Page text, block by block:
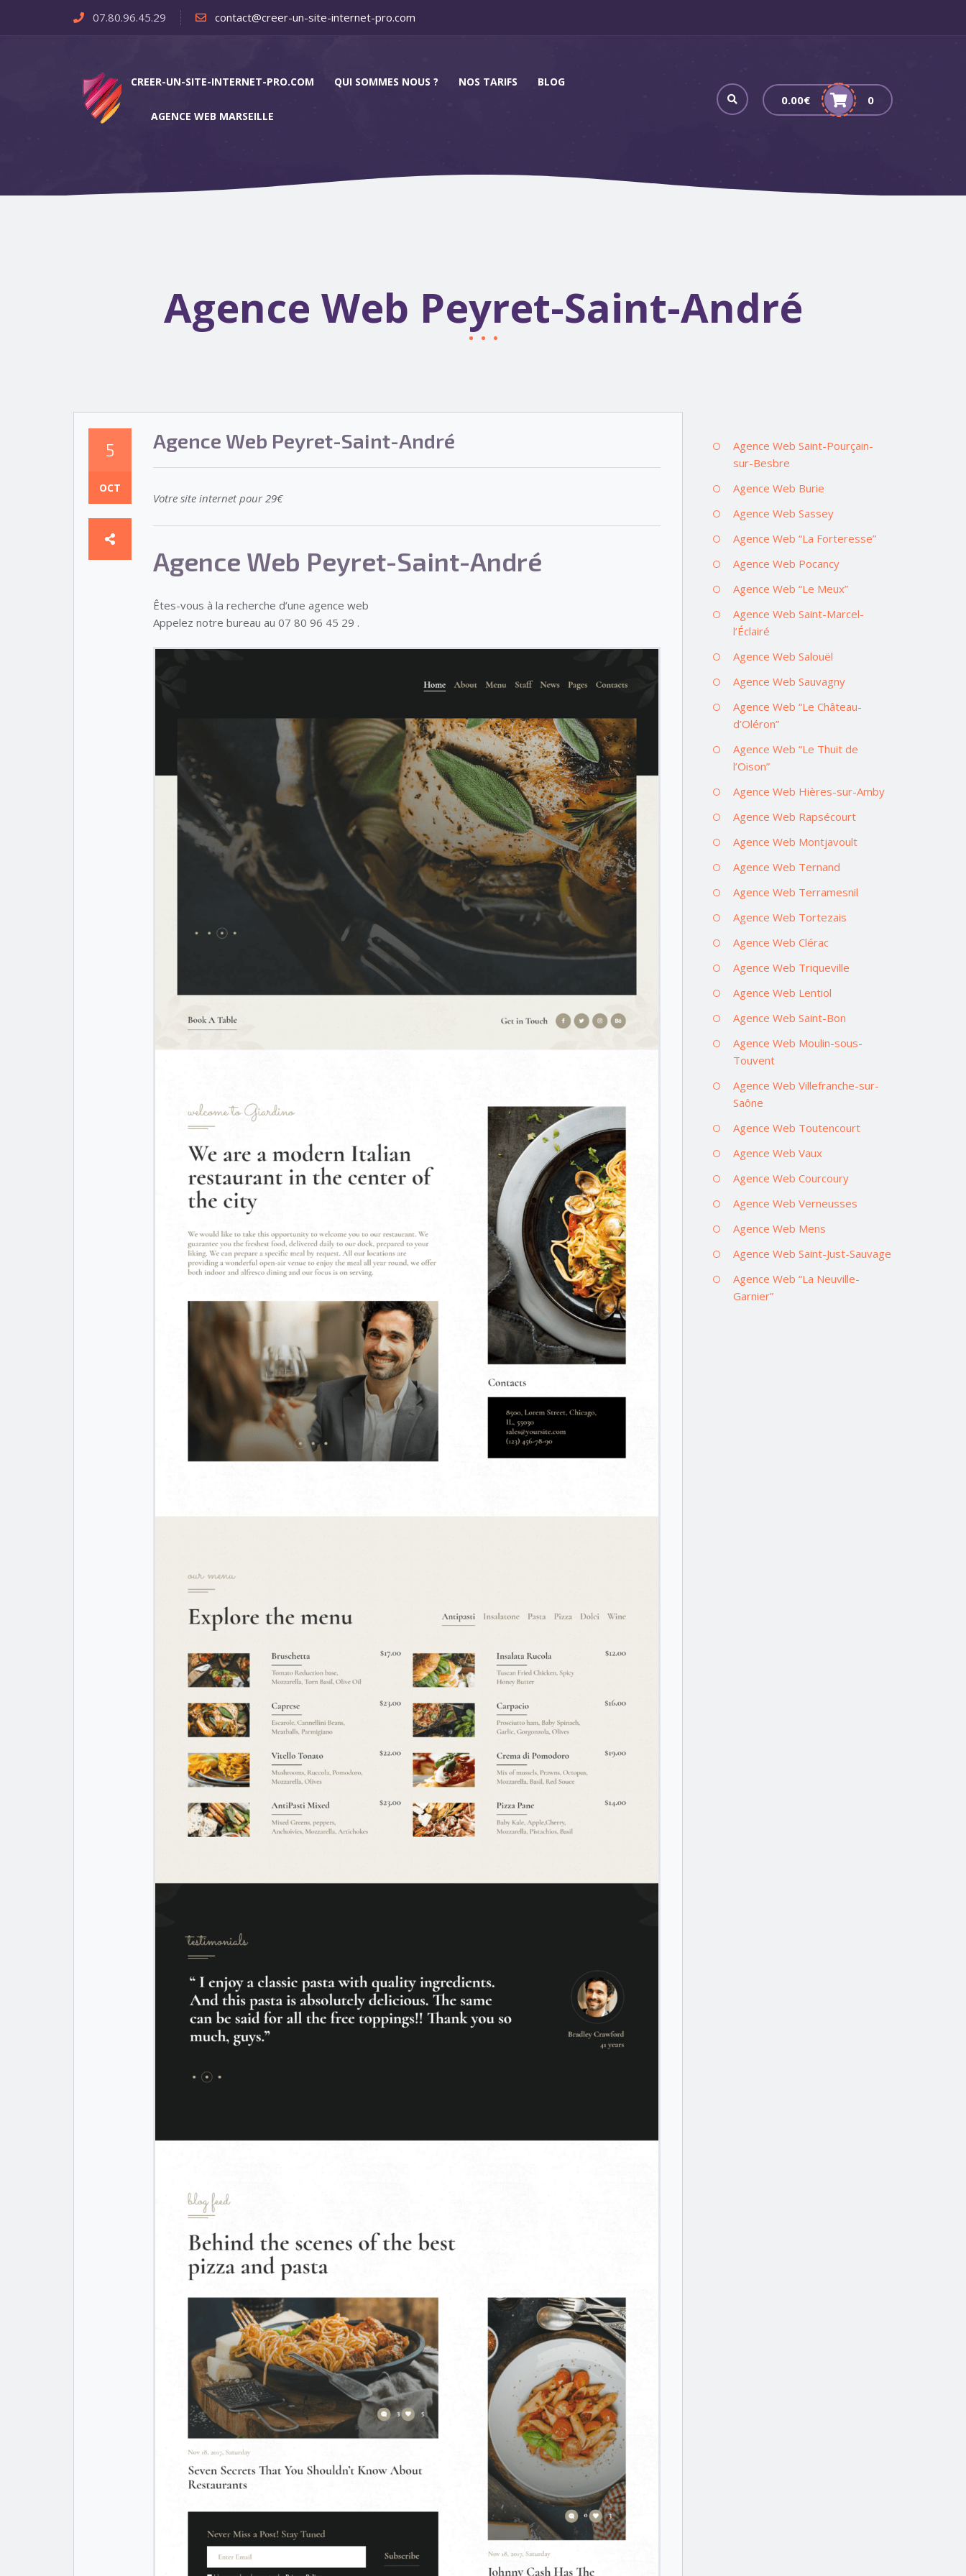
07.80.96.45.29 contact@creer-un-site-internet-pro.com
CREER-UN-SITE-INTERNET-PRO.COM QUI SOMMES NOUS ? NOS TARIFS BLOG
AGENCE WEB MARSEILLE
0.00€ 0
Agence Web Peyret-Saint-André
5
OCT
Agence Web Peyret-Saint-André
Votre site internet pour 29€
Agence Web Peyret-Saint-André
Êtes-vous à la recherche d’une agence web
Appelez notre bureau au 07 80 96 45 29 .
Agence Web Saint-Pourçain-
sur-Besbre
Agence Web Burie
Agence Web Sassey
Agence Web “La Forteresse”
Agence Web Pocancy
Agence Web “Le Meux”
Agence Web Saint-Marcel-
l’Éclairé
Agence Web Salouël
Agence Web Sauvagny
Agence Web “Le Château-
d’Oléron”
Agence Web “Le Thuit de
l’Oison”
Agence Web Hières-sur-Amby
Agence Web Rapsécourt
Agence Web Montjavoult
Agence Web Ternand
Agence Web Terramesnil
Agence Web Tortezais
Agence Web Clérac
Agence Web Triqueville
Agence Web Lentiol
Agence Web Saint-Bon
Agence Web Moulin-sous-
Touvent
Agence Web Villefranche-sur-
Saône
Agence Web Toutencourt
Agence Web Vaux
Agence Web Courcoury
Agence Web Verneusses
Agence Web Mens
Agence Web Saint-Just-Sauvage
Agence Web “La Neuville-
Garnier”